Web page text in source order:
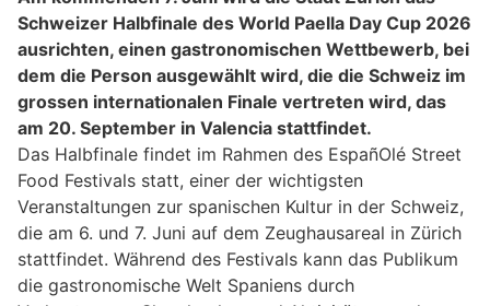
Schweizer Halbfinale des World Paella Day Cup 2026
ausrichten, einen gastronomischen Wettbewerb, bei
dem die Person ausgewählt wird, die die Schweiz im
grossen internationalen Finale vertreten wird, das
am 20. September in Valencia stattfindet.
Das Halbfinale findet im Rahmen des EspañOlé Street
Food Festivals statt, einer der wichtigsten
Veranstaltungen zur spanischen Kultur in der Schweiz,
die am 6. und 7. Juni auf dem Zeughausareal in Zürich
stattfindet. Während des Festivals kann das Publikum
die gastronomische Welt Spaniens durch